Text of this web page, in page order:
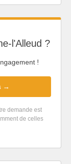
l'Alleud ?
!
→
demande est
de celles